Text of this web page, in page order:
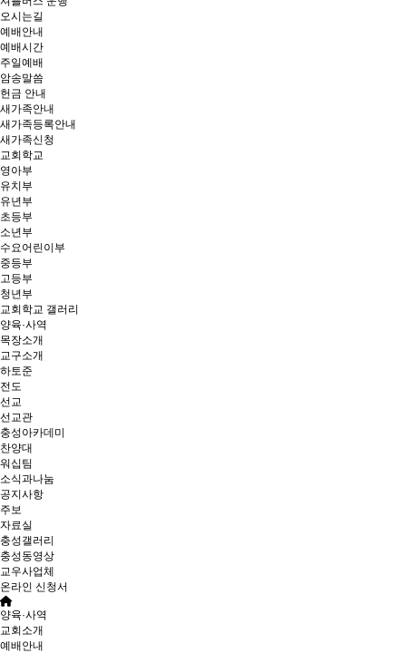
오시는길
예배안내
예배시간
주일예배
암송말씀
헌금 안내
새가족안내
새가족등록안내
새가족신청
교회학교
영아부
유치부
유년부
초등부
소년부
수요어린이부
중등부
고등부
청년부
교회학교 갤러리
양육·사역
목장소개
교구소개
하토준
전도
선교
선교관
충성아카데미
찬양대
워십팀
소식과나눔
공지사항
주보
자료실
충성갤러리
충성동영상
교우사업체
온라인 신청서
양육·사역
교회소개
예배안내